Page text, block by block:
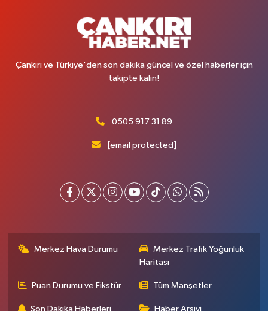
Çankırı ve Türkiye'den son dakika güncel ve özel haberler için
takipte kalın!
0505 917 31 89
[email protected]
Merkez Hava Durumu
Merkez Trafik Yoğunluk
Haritası
Puan Durumu ve Fikstür Tüm Manşetler
Son Dakika Haberleri Haber Arşivi